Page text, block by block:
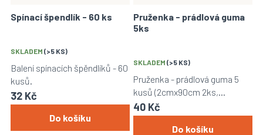
Spínací špendlík - 60 ks
SKLADEM (>5 KS)
32 Kč
Do košíku
Balení spínacích špěndlíků - 60
kusů.
Pruženka - prádlová guma
5ks
SKLADEM (>5 KS)
40 Kč
Do košíku
Pruženka - prádlová guma 5
kusů (2cmx90cm 2ks,
1,5cmx90cm 2ks, 1,2cmx90cm
1ks).